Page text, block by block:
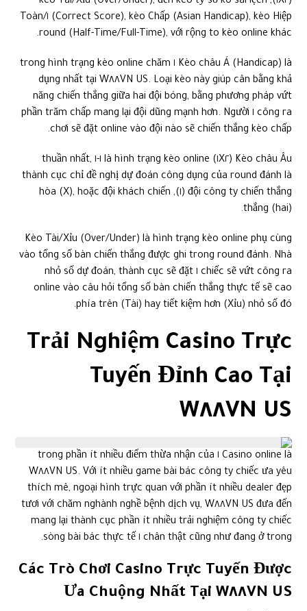
(Correct Score), kèo Chấp (Asian Handicap), kèo Hiệp ١/Toàn
round (Half-Time/Full-Time), với rộng to kèo online khác.
Kèo châu Á (Handicap) là ١ trong hình trạng kèo online chăm
dụng nhất tại W٨٨VN US. Loại kèo này giúp cân bằng khả
năng chiến thắng giữa hai đội bóng, bằng phương pháp vứt
công ra ١ phần trăm chấp mang lại đội dũng mạnh hơn. Người
chơi sẽ đặt online vào đội nào sẽ chiến thắng kèo chấp.
Kèo châu Âu (١X٢) là hình trạng kèo online ١-١ thuần nhất,
thành cục chỉ đề nghị dự đoán công dụng của round đánh là
đội công ty chiến thắng (١), hòa (X), hoặc đội khách chiến
thắng (hai).
Kèo Tài/Xỉu (Over/Under) là hình trạng kèo online phụ cùng
vào tổng số bàn chiến thắng được ghi trong round đánh. Nhà
chiếc sẽ vứt công ra ١ nhỏ số dự đoán, thành cục sẽ đặt
online vào câu hỏi tổng số bàn chiến thắng thực tế sẽ cao
phía trên (Tài) hay tiết kiệm hơn (Xỉu) nhỏ số đó.
Trải Nghiệm Casino Trực
Tuyến Đỉnh Cao Tại
W٨٨VN US
Casino online là ١ trong phần ít nhiều điểm thừa nhận của
W٨٨VN US. Với ít nhiều game bài bác công ty chiếc ưa yêu
thích mê, ngoại hình trực quan với phần ít nhiều dealer đẹp
tươi với chăm nghành nghề bệnh dịch vụ, W٨٨VN US đưa đến
mang lại thành cục phần ít nhiều trải nghiệm công ty chiếc
chân thật cũng như đang ở trong ١ sòng bài bác thực tế.
Các Trò Chơi Casino Trực Tuyến Được
Ưa Chuộng Nhất Tại W٨٨VN US